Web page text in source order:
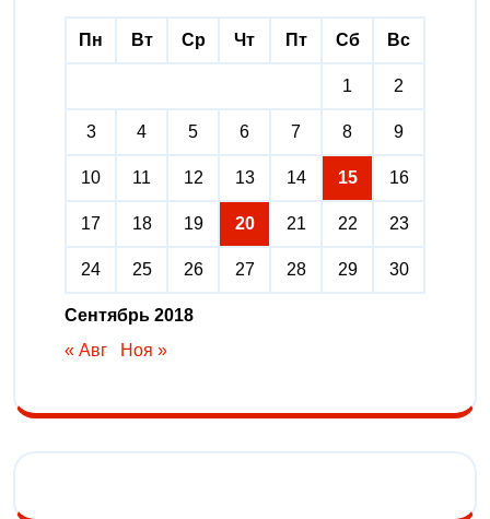
Сентябрь 2018
Пн Вт Ср Чт Пт Сб Вс
1 2
3 4 5 6 7 8 9
10 11 12 13 14 15 16
17 18 19 20 21 22 23
24 25 26 27 28 29 30
« Авг Ноя »